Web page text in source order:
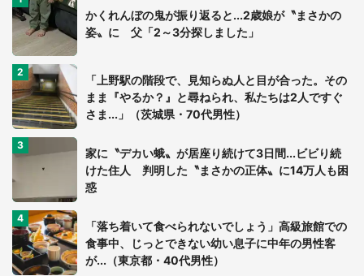
かくれんぼの鬼が振り返ると...2歳娘が〝まさかの
姿〟に 父「2～3分探しました」
「上野駅の階段で、見知らぬ人と目が合った。その
まま『やるか？』と尋ねられ、私たちは2人ですぐ
さま...」（茨城県・70代男性）
家に〝デカい蛾〟が居座り続けて3日間...ビビり続
けた住人 判明した〝まさかの正体〟に14万人も困
惑
「落ち着いて食べられないでしょう」高級旅館での
食事中、じっとできない幼い息子に中年の男性客
が...（東京都・40代男性）